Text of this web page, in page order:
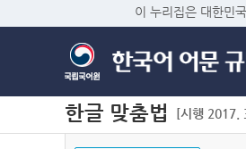
이 누리집은 대한민
한글 맞춤법 [시행 2017.